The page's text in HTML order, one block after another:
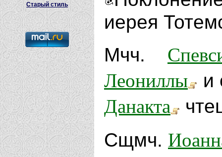
Старый стиль
иерея
Мчч.
Леониллы
и
Данакта
Сщмч.